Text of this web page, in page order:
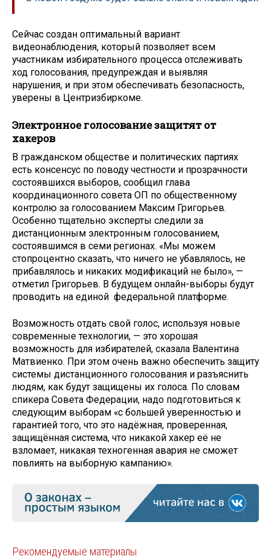
Сейчас создан оптимальный вариант
видеонаблюдения, который позволяет всем
участникам избирательного процесса отслеживать
ход голосования, предупреждая и выявляя
нарушения, и при этом обеспечивать безопасность,
уверены в Центризбиркоме.
Электронное голосование защитят от
хакеров
В гражданском обществе и политических партиях
есть консенсус по поводу честности и прозрачности
состоявшихся выборов, сообщил глава
координационного совета ОП по общественному
контролю за голосованием Максим Григорьев.
Особенно тщательно эксперты следили за
дистанционным электронным голосованием,
состоявшимся в семи регионах. «Мы можем
стопроцентно сказать, что ничего не убавлялось, не
прибавлялось и никаких модификаций не было», —
отметил Григорьев. В будущем онлайн-выборы будут
проводить на единой федеральной платформе.
Возможность отдать свой голос, используя новые
современные технологии, — это хорошая
возможность для избирателей, сказала Валентина
Матвиенко. При этом очень важно обеспечить защиту
системы дистанционного голосования и разъяснить
людям, как будут защищены их голоса. По словам
спикера Совета Федерации, надо подготовиться к
следующим выборам «с большей уверенностью и
гарантией того, что это надёжная, проверенная,
защищённая система, что никакой хакер её не
взломает, никакая техногенная авария не сможет
повлиять на выборную кампанию».
Рекомендуемые материалы